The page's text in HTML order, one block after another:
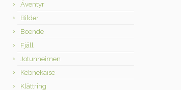
Äventyr
Bilder
Boende
Fjäll
Jotunheimen
Kebnekaise
Klättring